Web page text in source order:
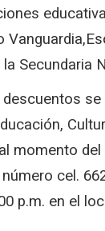
Vanguardia,
Secundaria
momento
cel.
p.m. en el